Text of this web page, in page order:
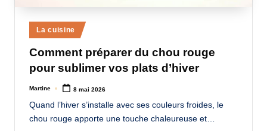
Posted
in
La cuisine
Comment préparer du chou rouge
pour sublimer vos plats d’hiver
Posted
Martine 8 mai 2026
Quand l’hiver s’installe avec ses couleurs froides, le
chou rouge apporte une touche chaleureuse et…